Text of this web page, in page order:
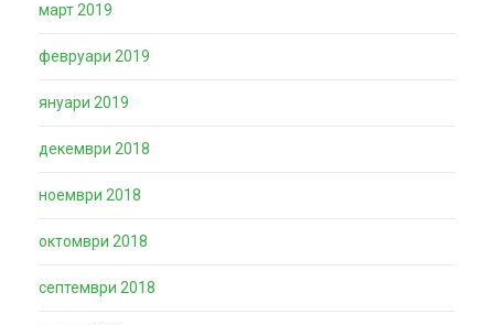
март 2019
февруари 2019
януари 2019
декември 2018
ноември 2018
октомври 2018
септември 2018